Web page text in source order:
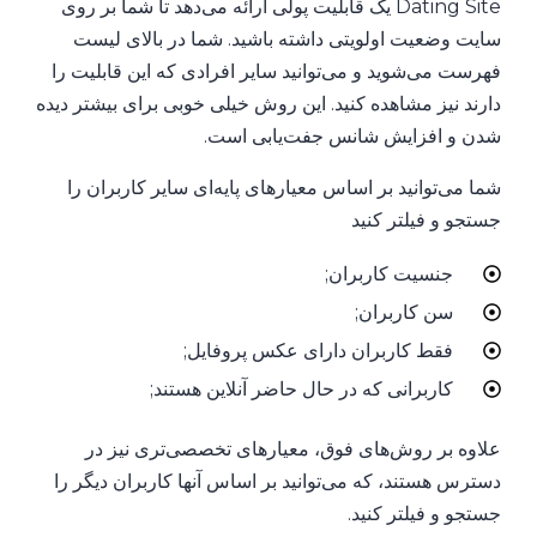
Dating Site یک قابلیت پولی ارائه می‌دهد تا شما بر روی
سایت وضعیت اولویتی داشته باشید. شما در بالای لیست
فهرست می‌شوید و می‌توانید سایر افرادی که این قابلیت را
دارند نیز مشاهده کنید. این روش خیلی خوبی برای بیشتر دیده
شدن و افزایش شانس جفت‌یابی است.
شما می‌توانید بر اساس معیارهای پایه‌ای سایر کاربران را
جستجو و فیلتر کنید
جنسیت کاربران;
سن کاربران;
فقط کاربران دارای عکس پروفایل;
کاربرانی که در حال حاضر آنلاین هستند;
علاوه بر روش‌های فوق، معیارهای تخصصی‌تری نیز در
دسترس هستند، که می‌توانید بر اساس آنها کاربران دیگر را
جستجو و فیلتر کنید.